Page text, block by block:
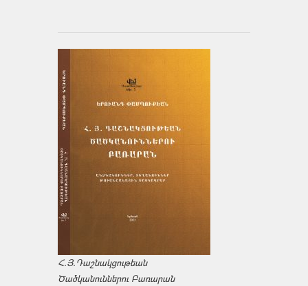
Հ.Յ.Դաշնակցութեան
Ծածկանուններու Բառարան